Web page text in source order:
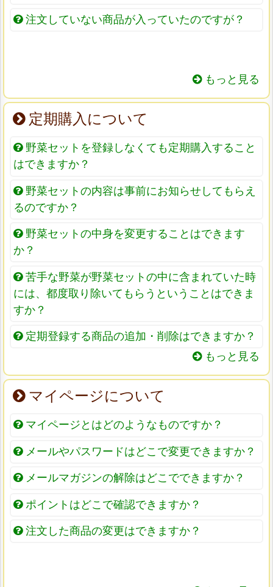
注文していない商品が入っていたのですが？
もっと見る
定期購入について
野菜セットを登録しなくても定期購入すること
はできますか？
野菜セットの内容は事前にお知らせしてもらえ
るのですか？
野菜セットの中身を変更することはできます
か？
苦手な野菜が野菜セットの中に含まれていた時
には、都度取り除いてもらうということはできま
すか？
定期登録する商品の追加・削除はできますか？
もっと見る
マイページについて
マイページとはどのようなものですか？
メールやパスワードはどこで変更できますか？
メールマガジンの解除はどこでできますか？
ポイントはどこで確認できますか？
注文した商品の変更はできますか？